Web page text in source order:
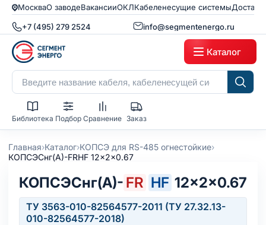
МоскваО заводеВакансииОКЛКабеленесущие системы
+7 (495) 279 2524 info@segmentenergo.ru
Каталог
Библиотека Подбор Сравнение Заказ
Главная›Каталог›КОПСЭ для RS-485 огнестойкие›
КОПСЭСнг(А)-FRHF 12x2x0.67
КОПСЭСнг(А)- FR HF 12×2×0.67
ТУ 3563-010-82564577-2011 (ТУ 27.32.13-
010-82564577-2018)